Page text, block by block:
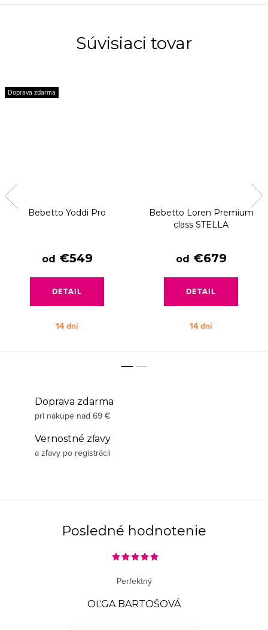
Súvisiaci tovar
Doprava zdarma
Bebetto Yoddi Pro
od €549
DETAIL
14 dní
Bebetto Loren Premium
class STELLA
od €679
DETAIL
14 dní
Doprava zdarma
pri nákupe nad 69 €
Vernostné zľavy
a zľavy po registrácii
Posledné hodnotenie
Perfektný
OĽGA BARTOŠOVÁ